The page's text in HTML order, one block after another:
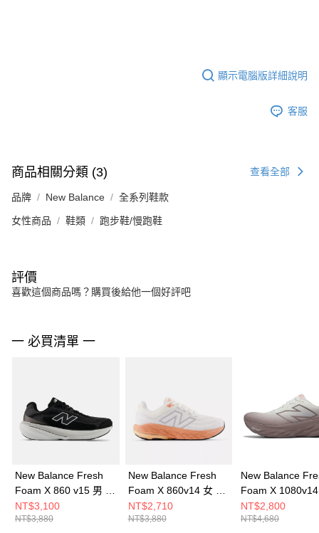
顯示電腦版詳細說明
客服
商品相關分類 (3) 查看全部
品牌 New Balance 全系列鞋款
女性商品 鞋類 跑步鞋/慢跑鞋
評價
喜歡這個商品嗎？購買後給他一個好評吧
一 必買清單 一
New Balance Fresh
Foam X 860 v15 男 跑
步鞋 M8607GW-2E
NT$3,100
NT$3,880
New Balance Fresh
Foam X 860v14 女 跑
步鞋 W86014B-D
NT$2,710
NT$3,880
New Balance
Foam X
跑步鞋
NT$2,800
NT$4,680